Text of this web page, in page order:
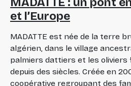
et l’Europe
MADATTE est née de la terre
algérien, dans le village
palmiers dattiers et les
depuis des siècles. Créée en
coopérative regroupant des